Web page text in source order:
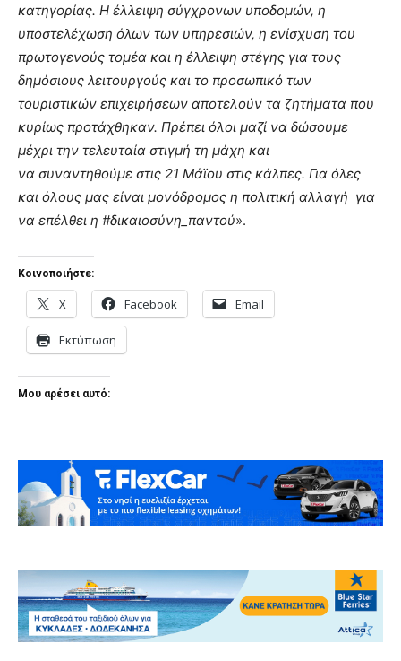
κατηγορίας. Η έλλειψη σύγχρονων υποδομών, η
υποστελέχωση όλων των υπηρεσιών, η ενίσχυση του
πρωτογενούς τομέα και η έλλειψη στέγης για τους
δημόσιους λειτουργούς και το προσωπικό των
τουριστικών επιχειρήσεων αποτελούν τα ζητήματα που
κυρίως προτάχθηκαν. Πρέπει όλοι μαζί να δώσουμε
μέχρι την τελευταία στιγμή τη μάχη και
να συναντηθούμε στις 21 Μάϊου στις κάλπες. Για όλες
και όλους μας είναι μονόδρομος η πολιτική αλλαγή για
να επέλθει η #δικαιοσύνη_παντού».
Κοινοποιήστε:
X Facebook Email
Εκτύπωση
Μου αρέσει αυτό: